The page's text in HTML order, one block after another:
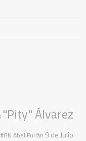
"Pity" Álvarez
#8N Abel Furlán 9 de Julio